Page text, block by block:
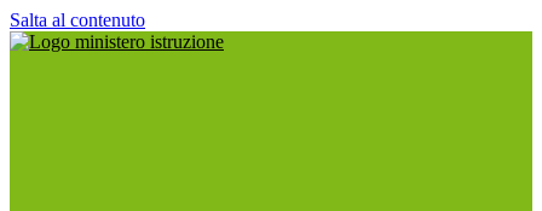
Salta al contenuto